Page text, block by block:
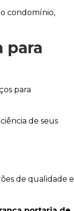
condomínio,
para
para
de seus
de qualidade e